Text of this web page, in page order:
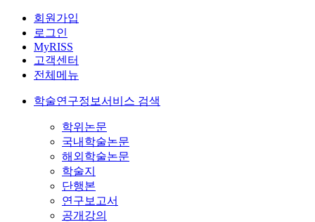
회원가입
로그인
MyRISS
고객센터
전체메뉴
학술연구정보서비스 검색
학위논문
국내학술논문
해외학술논문
학술지
단행본
연구보고서
공개강의